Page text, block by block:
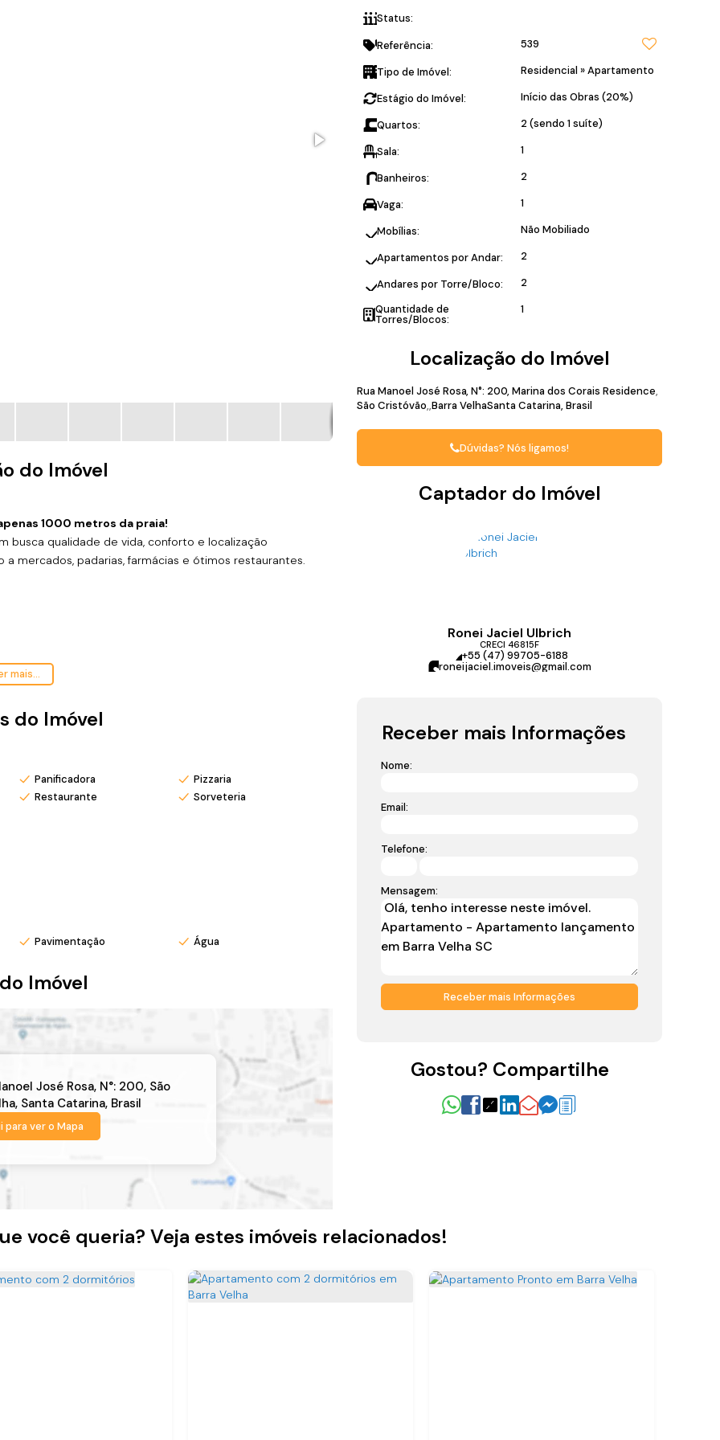
do Imóvel
1000 metros da praia!
busca qualidade de vida, conforto e localização
mercados, padarias, farmácias e ótimos restaurantes.
pré agendamento.
Instagram @ronei_jaciel
mais...
do Imóvel
Panificadora
Pizzaria
Restaurante Sorveteria
Pavimentação Água
Imóvel
José Rosa, N°:200, São
, Santa Catarina, Brasil
para ver o Mapa
Status:
Referência: 539
Tipo de Imóvel: Residencial »Apartamento
Estágio do Imóvel: Início das Obras (20%)
Quartos: 2 (sendo 1 suíte)
Sala: 1
Banheiros: 2
Vaga: 1
Mobílias: Não Mobiliado
Apartamentos por Andar: 2
Andares por Torre/Bloco:
2
Quantidade de
Torres/Blocos:
1
Localização do Imóvel
Rua Manoel José Rosa, N°: 200, Marina dos Corais Residence
São Cristóvão Barra VelhaSanta Catarina, Brasil
Dúvidas? Nós ligamos!
Captador do Imóvel
Ronei Jaciel Ulbrich
CRECI 46815F
+55 (47) 99705-6188
roneijaciel.imoveis@gmail.com
Receber mais Informações
Nome:
Email:
Telefone:
Mensagem:
Gostou? Compartilhe
você queria? Veja estes imóveis relacionados!